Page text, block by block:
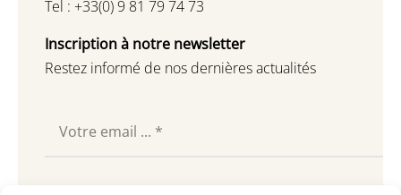
Tel : +33(0) 9 81 79 74 73
Inscription à notre newsletter
Restez informé de nos dernières actualités